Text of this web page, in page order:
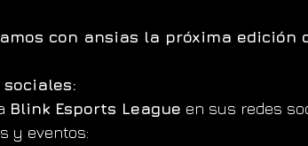
con ansias la próxima
sociales:
Blink Esports League en sus redes
y eventos: